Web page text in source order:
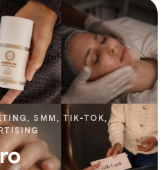
SMM, TIK-TOK,